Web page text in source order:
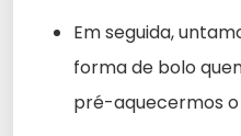
Em seguida,
forma de bolo
pré-aquecermos